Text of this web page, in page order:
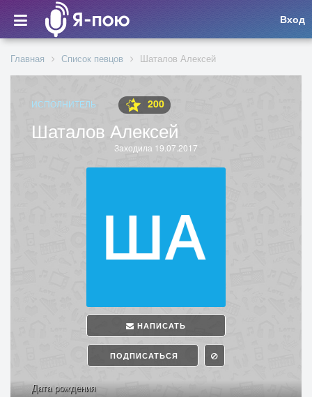
Вход
Главная Список певцов Шаталов Алексей
ИСПОЛНИТЕЛЬ 200
Шаталов Алексей
Заходила 19.07.2017
НАПИСАТЬ
ПОДПИСАТЬСЯ
Дата рождения